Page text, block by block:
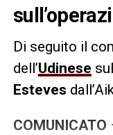
Di seguito il
dell’Udinese
Esteves
COMUNICATO